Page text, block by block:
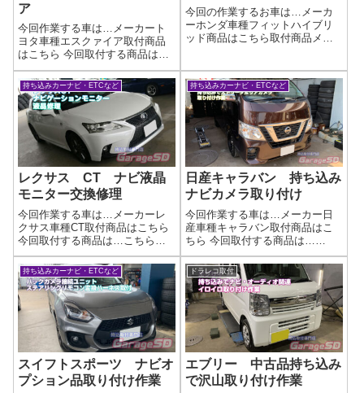
ア
今回作業する車は…メーカート
ヨタ車種エスクァイア取付商品
はこちら 今回取付する商品は…
アルパイン製 BIG Xプレミアム
作業写真🎶✨**ナビ持ち込み大歓
迎！**✨🎶他店で断られた取り付
けも…もしかしたらウチならで
きるかも⁉🚗 あなたの“推し...
今回の作業するお車は…メーカ
ーホンダ車種フィットハイブリ
ッド商品はこちら取付商品メー
で、コネクターが無くても加工
可能ですよ('ω')ノネットで買った
テレビキャンセラー・テレビキ
ット取り...
持ち込みカーナビ・ETCなど
レクサス CT ナビ液晶
モニター交換修理
今回作業する車は…メーカーレ
クサス車種CT取付商品はこちら
今回取付する商品は…こちらの
バックライトが切れてしまった
液晶モニターを交換します作業
写真ダッシュパネルからの取り
外しが少し大変ですが、気を付
けて作業しましょうオークショ
ンなどで中古...
持ち込みカーナビ・ETCなど
日産キャラバン 持ち込み
ナビカメラ取り付け
今回作業する車は…メーカー日
産車種キャラバン取付商品はこ
ちら 今回取付する商品は…
Panasonic CN-HE02WD CY-
RC500HD作業写真最近はディス
プレイオーディオが純正で流行
っているのであまりナビ取付作
業は無いんですが…バッ...
持ち込みカーナビ・ETCなど
スイフトスポーツ ナビオ
プション品取り付け作業
ドラレコ取付
エブリー 中古品持ち込み
で沢山取り付け作業